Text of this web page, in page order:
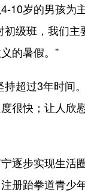
岁的男孩为
级班，我们
的暑假。”
超过3年时间
很快；让人欣
步实现生活
册跆拳道青少